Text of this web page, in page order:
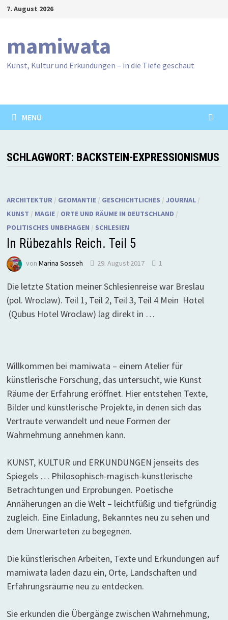
Zum7. August 2026
mamiwata
Kunst, Kultur und Erkundungen – in die Tiefe geschaut
MENÜ
SCHLAGWORT: BACKSTEIN-EXPRESSIONISMUS
ARCHITEKTUR / GEOMANTIE/ GESCHICHTLICHES / JOURNAL/
KUNST / MAGIE/ ORTE UND RÄUME IN DEUTSCHLAND /
POLITISCHES UNBEHAGEN / SCHLESIEN
In Rübezahls Reich. Teil 5
von Marina Sosseh 29. August 2017 1
Die letzte Station meiner Schlesienreise war Breslau
(pol. Wroclaw). Teil 1, Teil 2, Teil 3, Teil 4 Mein Hotel
(Qubus Hotel Wroclaw) lag direkt in …
Willkommen bei mamiwata – einem Atelier für
künstlerische Forschung, das untersucht, wie Kunst
Räume der Erfahrung eröffnet. Hier entstehen Texte,
Bilder und künstlerische Projekte, in denen sich das
Vertraute verwandelt und neue Formen der
Wahrnehmung annehmen kann.
KUNST, KULTUR und ERKUNDUNGEN jenseits des
Spiegels … Philosophisch-magisch-künstlerische
Betrachtungen und Erprobungen. Poetische
Annäherungen an die Welt – leichtfüßig und tiefgründig
zugleich. Eine Einladung, Bekanntes neu zu sehen und
dem Unerwarteten zu begegnen.
Die künstlerischen Arbeiten, Texte und Erkundungen auf
mamiwata laden dazu ein, Orte, Landschaften und
Erfahrungsräume neu zu entdecken.
Sie erkunden die Übergänge zwischen Wahrnehmung,